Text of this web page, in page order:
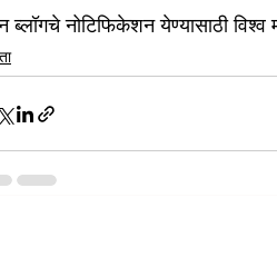
ब्लॉगचे नोटिफिकेशन येण्यासाठी विश्व